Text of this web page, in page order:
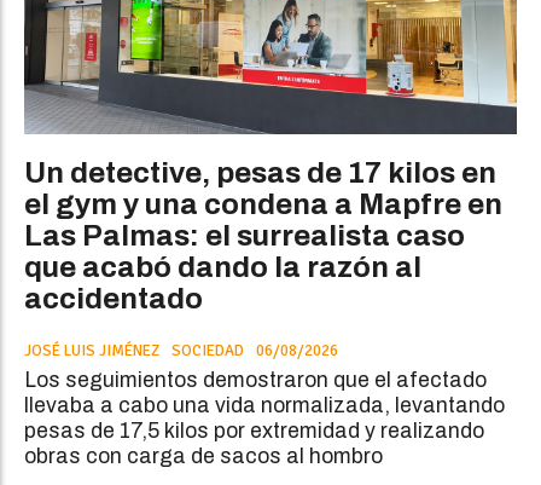
Un detective, pesas de 17 kilos en
el gym y una condena a Mapfre en
Las Palmas: el surrealista caso
que acabó dando la razón al
accidentado
JOSÉ LUIS JIMÉNEZ SOCIEDAD 06/08/2026
Los seguimientos demostraron que el afectado
llevaba a cabo una vida normalizada, levantando
pesas de 17,5 kilos por extremidad y realizando
obras con carga de sacos al hombro